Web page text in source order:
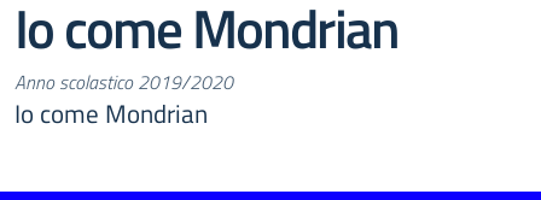
Io come Mondrian
Anno scolastico 2019/2020
Io come Mondrian